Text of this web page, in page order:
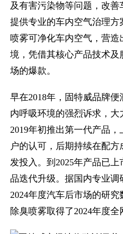
及有害污染物等问题，改
提供专业的车内空气治理
喷雾可净化车内空气，营造
境，凭借其核心产品技术
场的爆款。
早在2018年，固特威品牌
内呼吸环境的强烈诉求，大
2019年初推出第一代产品
户的认可，后期持续在配
发投入。到2025年产品已
品迭代升级。据国内专业
2024年度汽车后市场的研
除臭喷雾取得了2024年度全